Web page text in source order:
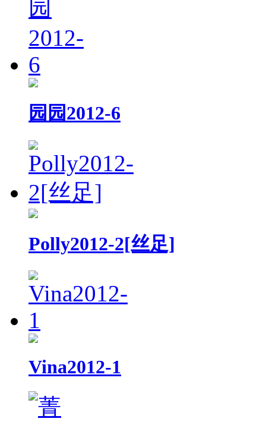
园园2012-6
Polly2012-2[丝足]
Vina2012-1